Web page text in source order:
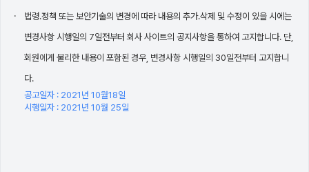
법령.정책 또는 보안기술의 변경에 따라 내용의 추가.삭제 및 수정이 있을 시에는
변경사항 시행일의 7일전부터 회사 사이트의 공지사항을 통하여 고지합니다. 단,
회원에게 불리한 내용이 포함된 경우, 변경사항 시행일의 30일전부터 고지합니
다.
공고일자 : 2021년 10월18일
시행일자 : 2021년 10월 25일